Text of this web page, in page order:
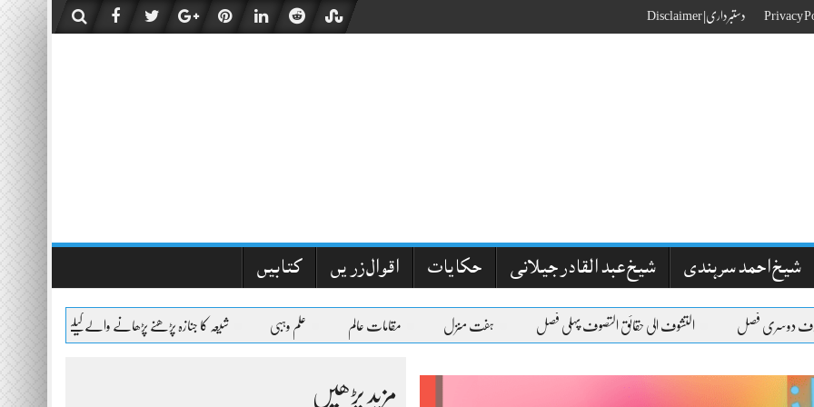
دستبرداری| Disclaimer
شیخ احمد سرہندی شیخ عبد القادر جیلانی حکایات اقوال زریں کتابیں
فصل التشوف الی حقائق التصوف پہلی فصل ہفت منزل مقامات عالم علم وہبی شیعہ کا جنازہ پڑھنے پڑھانے والےکیلئے اعلیٰحضرت کا فتویٰ
مزید پڑھیں